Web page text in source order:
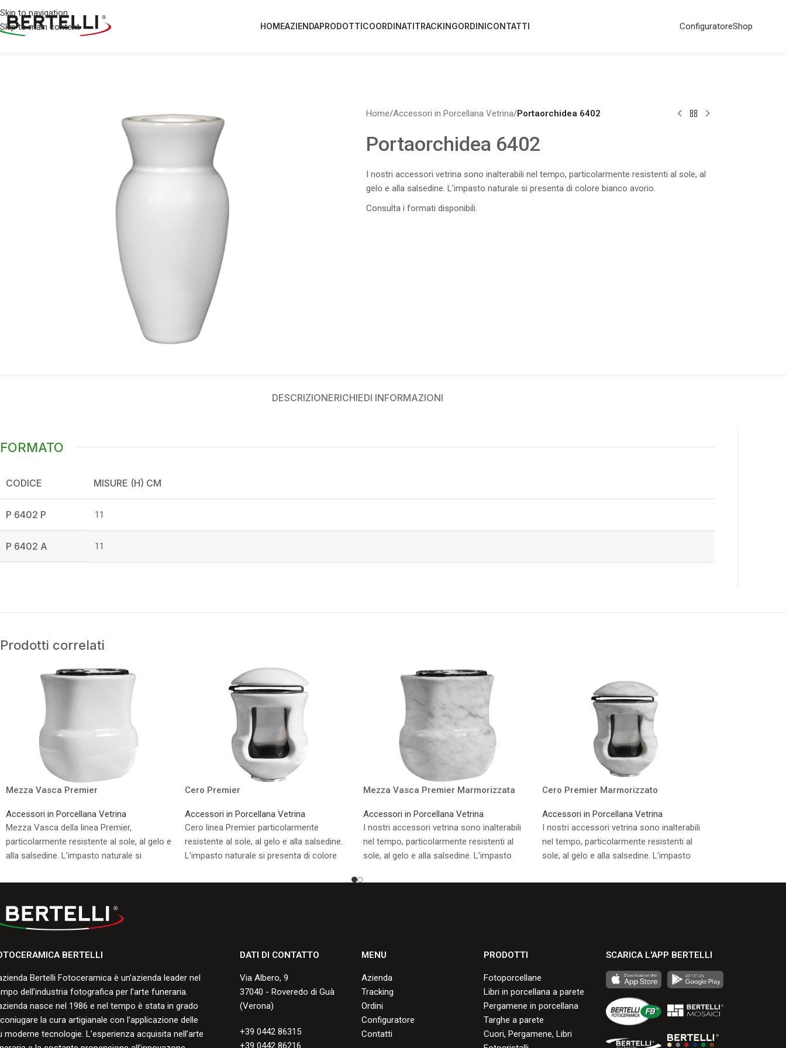
Skip to navigation
Skip to main content
HOMEAZIENDAPRODOTTICOORDINATITRACKINGORDINICONTATTI ConfiguratoreShop
Home/Accessori in Porcellana Vetrina/Portaorchidea 6402
Portaorchidea 6402
I nostri accessori vetrina sono inalterabili nel tempo, particolarmente resistenti al sole, al
gelo e alla salsedine. L’impasto naturale si presenta di colore bianco avorio.
Consulta i formati disponibili.
DESCRIZIONERICHIEDI INFORMAZIONI
FORMATO
CODICE MISURE (H) CM
P 6402 P 11
P 6402 A 11
Prodotti correlati
Mezza Vasca Premier
Accessori in Porcellana Vetrina
Mezza Vasca della linea Premier,
particolarmente resistente al sole, al gelo e
alla salsedine. L’impasto naturale si
Cero Premier
Accessori in Porcellana Vetrina
Cero linea Premier particolarmente
resistente al sole, al gelo e alla salsedine.
L’impasto naturale si presenta di colore
Mezza Vasca Premier Marmorizzata
Accessori in Porcellana Vetrina
I nostri accessori vetrina sono inalterabili
nel tempo, particolarmente resistenti al
sole, al gelo e alla salsedine. L’impasto
avorio.
Cero Premier Marmorizzato
Accessori in Porcellana Vetrina
I nostri accessori vetrina sono inalterabili
nel tempo, particolarmente resistenti al
sole, al gelo e alla salsedine. L’impasto
avorio.
avorio.
BERTELLI
Bertelli Fotoceramica è un’azienda leader nel
dell’industria fotografica per l’arte funeraria.
nasce nel 1986 e nel tempo è stata in grado
la cura artigianale con l’applicazione delle
moderne tecnologie. L’esperienza acquisita nell’arte
DATI DI CONTATTO
Via Albero, 9
37040 - Roveredo di Guà
(Verona)
+39 0442 86315
+39 0442 86216
MENU
Azienda
Tracking
Ordini
Configuratore
Contatti
PRODOTTI
Fotoporcellane
Libri in porcellana a parete
Pergamene in porcellana
Targhe a parete
Cuori, Pergamene, Libri
SCARICA L'APP BERTELLI